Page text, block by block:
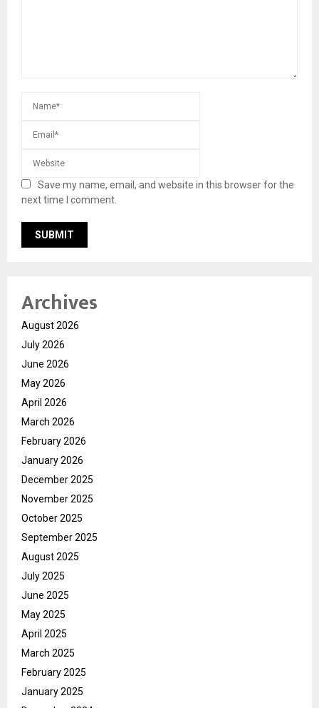
Save my name, email, and website in this browser for the
next time I comment.
Archives
August 2026
July 2026
June 2026
May 2026
April 2026
March 2026
February 2026
January 2026
December 2025
November 2025
October 2025
September 2025
August 2025
July 2025
June 2025
May 2025
April 2025
March 2025
February 2025
January 2025